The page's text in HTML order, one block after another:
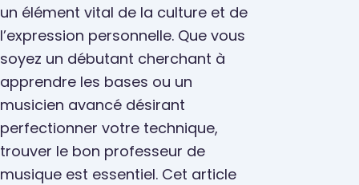
Coaching et formation
un élément vital de la culture et de
l’expression personnelle. Que vous
soyez un débutant cherchant à
apprendre les bases ou un
musicien avancé désirant
perfectionner votre technique,
trouver le bon professeur de
musique est essentiel. Cet article